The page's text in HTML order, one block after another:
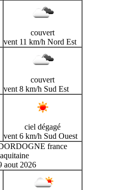
couvert
vent 11 km/h Nord Est
couvert
vent 8 km/h Sud Est
ciel dégagé
vent 6 km/h Sud Ouest
france
aout 2026